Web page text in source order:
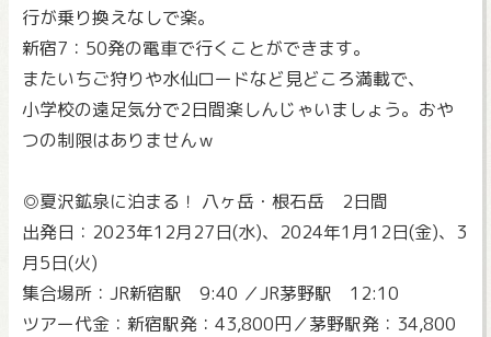
行が乗り換えなしで楽。
新宿7：50発の電車で行くことができます。
またいちご狩りや水仙ロードなど見どころ満載で、
小学校の遠足気分で2日間楽しんじゃいましょう。おや
つの制限はありませんｗ
◎夏沢鉱泉に泊まる！ 八ヶ岳・根石岳 2日間
出発日：2023年12月27日(水)、2024年1月12日(金)、3
月5日(火)
集合場所：JR新宿駅 9:40 ／JR茅野駅 12:10
ツアー代金：新宿駅発：43,800円／茅野駅発：34,800